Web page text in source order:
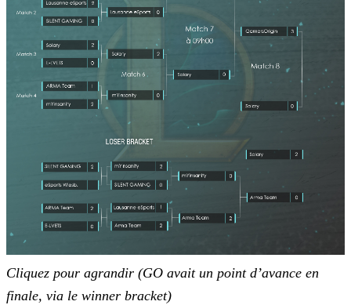
Cliquez pour agrandir (GO avait un point d’avance en
finale, via le winner bracket)